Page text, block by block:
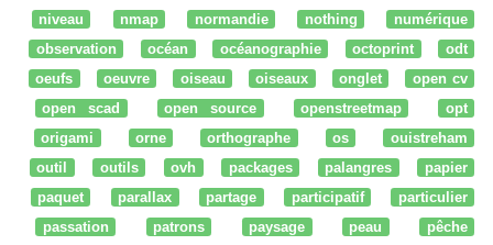
niveau
nmap normandie nothing
numérique
observation
océan océanographie octoprint
odt
oeufs
oeuvre oiseau oiseaux onglet
open cv
open scad
open source openstreetmap
opt
origami
orne orthographe os
ouistreham
outil
outils ovh packages palangres
papier
paquet
parallax partage participatif
particulier
passation
patrons paysage peau
pêche